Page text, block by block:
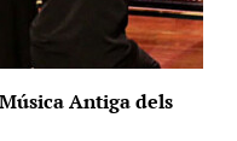
Antiga dels